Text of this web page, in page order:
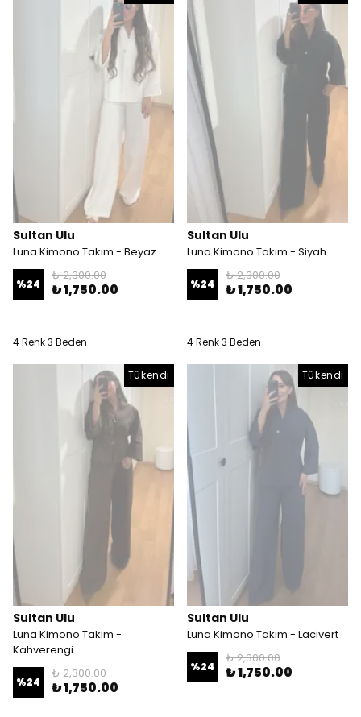
Sultan Ulu
Luna Kimono Takım - Beyaz
%24
₺ 2,300.00
₺ 1,750.00
4 Renk 3 Beden
Sultan Ulu
Luna Kimono Takım - Siyah
%24
₺ 2,300.00
₺ 1,750.00
4 Renk 3 Beden
Tükendi
Sultan Ulu
Luna Kimono Takım -
Kahverengi
%24
₺ 2,300.00
₺ 1,750.00
Tükendi
Sultan Ulu
Luna Kimono Takım - Lacivert
%24
₺ 2,300.00
₺ 1,750.00